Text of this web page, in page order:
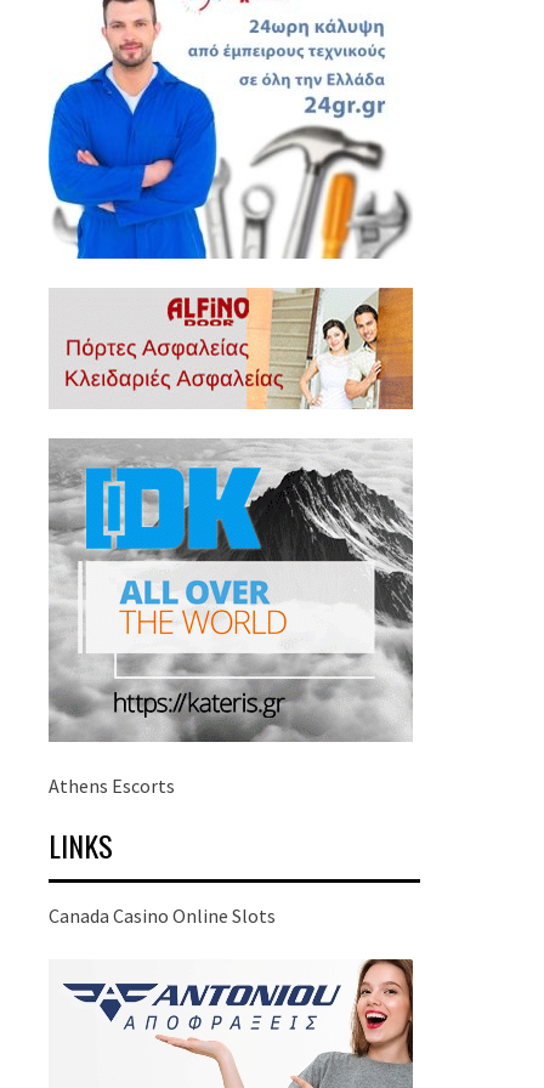
Athens Escorts
LINKS
Canada Casino Online Slots